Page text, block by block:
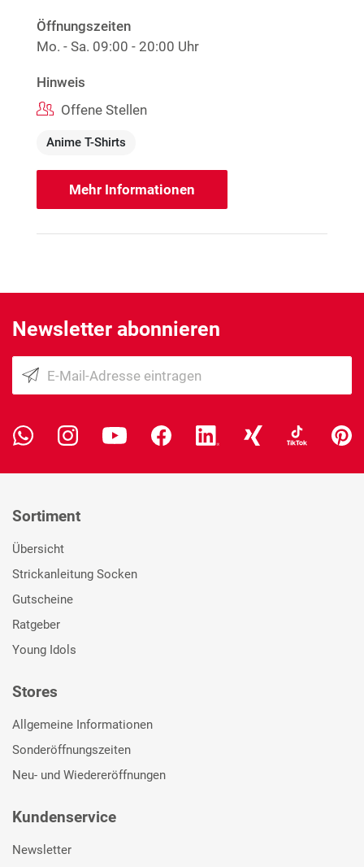
Öffnungszeiten
Mo. - Sa. 09:00 - 20:00 Uhr
Hinweis
Offene Stellen
Anime T-Shirts
Mehr Informationen
Newsletter abonnieren
Sortiment
Übersicht
Strickanleitung Socken
Gutscheine
Ratgeber
Young Idols
Stores
Allgemeine Informationen
Sonderöffnungszeiten
Neu- und Wiedereröffnungen
Kundenservice
Newsletter